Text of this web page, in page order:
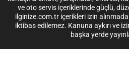
ve oto servis içeriklerinde güçlü,
ilginize.com.tr içerikleri izin
iktibas edilemez. Kanuna aykırı ve
başka yerde